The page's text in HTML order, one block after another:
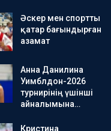
Әскер мен спортты
қатар бағындырған
азамат
Анна Данилина
Уимблдон-2026
турнирінің үшінші
айналымына…
Кристина